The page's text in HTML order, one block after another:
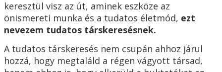
keresztül visz az út, aminek eszköze az
önismereti munka és a tudatos életmód, ezt
nevezem tudatos társkeresésnek.
A tudatos társkeresés nem csupán ahhoz járul
hozzá, hogy megtaláld a régen vágyott társad,